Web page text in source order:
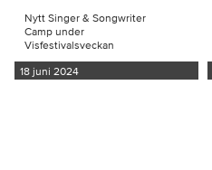
Nytt Singer & Songwriter
Camp under
Visfestivalsveckan
18 juni 2024